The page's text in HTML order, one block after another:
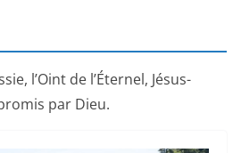
l’Oint de l’Éternel, Jésus-
par Dieu.